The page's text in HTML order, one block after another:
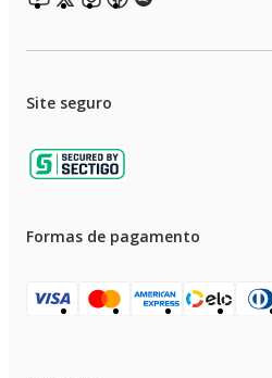
Site seguro
Formas de pagamento